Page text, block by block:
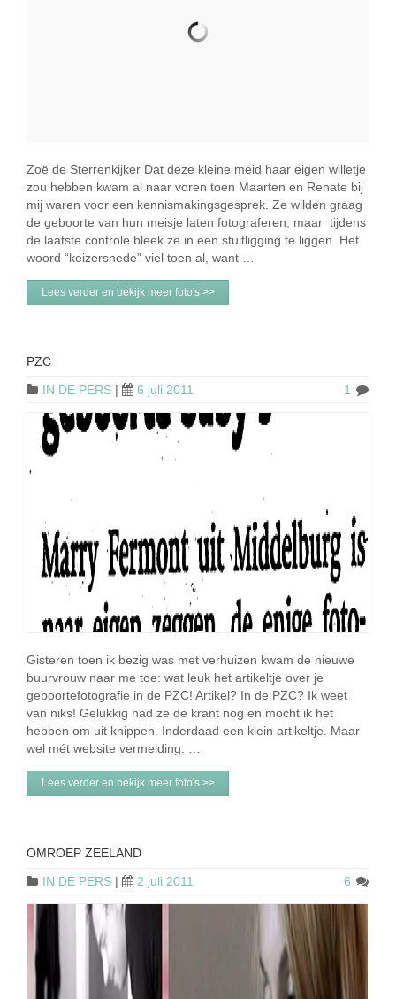
Zoë de Sterrenkijker Dat deze kleine meid haar eigen willetje
zou hebben kwam al naar voren toen Maarten en Renate bij
mij waren voor een kennismakingsgesprek. Ze wilden graag
de geboorte van hun meisje laten fotograferen, maar tijdens
de laatste controle bleek ze in een stuitligging te liggen. Het
woord “keizersnede” viel toen al, want …
Lees verder en bekijk meer foto's >>
PZC
IN DE PERS | 6 juli 2011 1
Gisteren toen ik bezig was met verhuizen kwam de nieuwe
buurvrouw naar me toe: wat leuk het artikeltje over je
geboortefotografie in de PZC! Artikel? In de PZC? Ik weet
van niks! Gelukkig had ze de krant nog en mocht ik het
hebben om uit knippen. Inderdaad een klein artikeltje. Maar
wel mét website vermelding. …
Lees verder en bekijk meer foto's >>
OMROEP ZEELAND
IN DE PERS | 2 juli 2011 6